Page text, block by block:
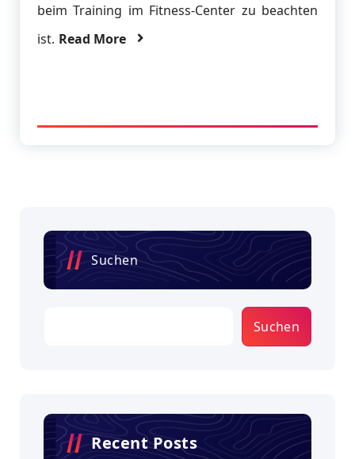
beim Training im Fitness-Center zu beachten
ist. Read More
Suchen
Suchen
Recent Posts